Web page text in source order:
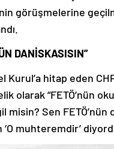
görüşmelerine
DANİSKASISIN”
Kurul’a hitap eden
olarak “FETÖ’nün
misin? Sen FETÖ’nün
‘O muhteremdir’